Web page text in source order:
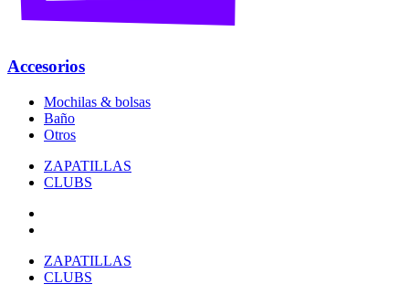
Accesorios
Mochilas & bolsas
Baño
Otros
ZAPATILLAS
CLUBS
ZAPATILLAS
CLUBS